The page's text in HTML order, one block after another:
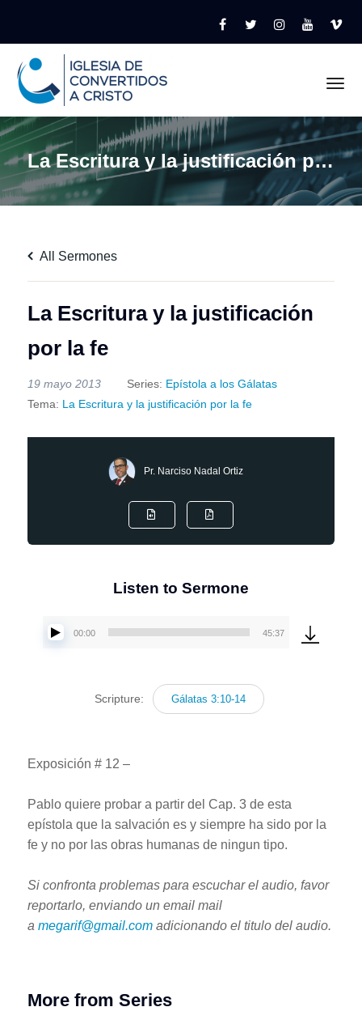
La Escritura y la justificación por la fe
All Sermones
La Escritura y la justificación
por la fe
19 mayo 2013 Series: Epístola a los Gálatas
Tema: La Escritura y la justificación por la fe
Pr. Narciso Nadal Ortiz
Listen to Sermone
Reproductor
audio
00:00 45:37
Scripture: Gálatas 3:10-14
Exposición # 12 –
Pablo quiere probar a partir del Cap. 3 de esta
epístola que la salvación es y siempre ha sido por la
fe y no por las obras humanas de ningun tipo.
Si confronta problemas para escuchar el audio, favor
reportarlo, enviando un email mail
a megarif@gmail.com adicionando el titulo del audio.
More from Series